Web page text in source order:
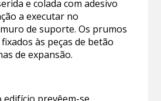
e colada com adesivo
a executar no
de suporte. Os prumos
às peças de betão
de expansão.